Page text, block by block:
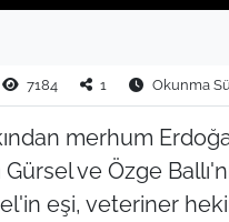
7184 1 Okunma
merhum
ve Özge
eşi, veteriner